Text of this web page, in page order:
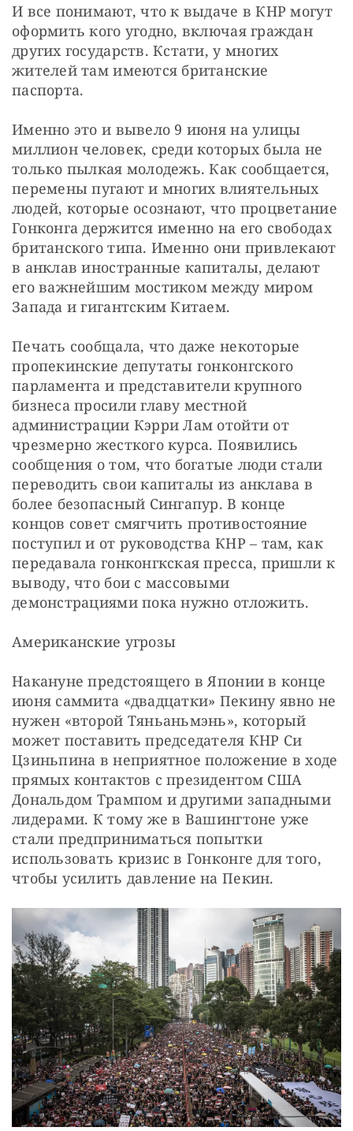
И все понимают, что к выдаче в КНР могут
оформить кого угодно, включая граждан
других государств. Кстати, у многих
жителей там имеются британские
паспорта.
Именно это и вывело 9 июня на улицы
миллион человек, среди которых была не
только пылкая молодежь. Как сообщается,
перемены пугают и многих влиятельных
людей, которые осознают, что процветание
Гонконга держится именно на его свободах
британского типа. Именно они привлекают
в анклав иностранные капиталы, делают
его важнейшим мостиком между миром
Запада и гигантским Китаем.
Печать сообщала, что даже некоторые
пропекинские депутаты гонконгского
парламента и представители крупного
бизнеса просили главу местной
администрации Кэрри Лам отойти от
чрезмерно жесткого курса. Появились
сообщения о том, что богатые люди стали
переводить свои капиталы из анклава в
более безопасный Сингапур. В конце
концов совет смягчить противостояние
поступил и от руководства КНР – там, как
передавала гонконгкская пресса, пришли к
выводу, что бои с массовыми
демонстрациями пока нужно отложить.
Американские угрозы
Накануне предстоящего в Японии в конце
июня саммита «двадцатки» Пекину явно не
нужен «второй Тяньаньмэнь», который
может поставить председателя КНР Си
Цзиньпина в неприятное положение в ходе
прямых контактов с президентом США
Дональдом Трампом и другими западными
лидерами. К тому же в Вашингтоне уже
стали предприниматься попытки
использовать кризис в Гонконге для того,
чтобы усилить давление на Пекин.